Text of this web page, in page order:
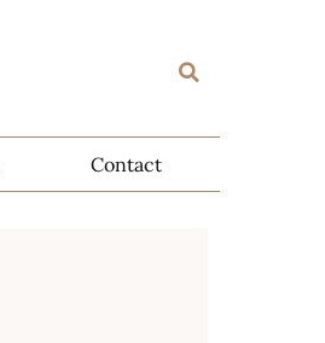
Contact